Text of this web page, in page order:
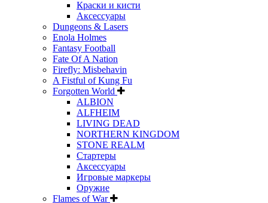
Краски и кисти
Аксессуары
Dungeons & Lasers
Enola Holmes
Fantasy Football
Fate Of A Nation
Firefly: Misbehavin
A Fistful of Kung Fu
Forgotten World
ALBION
ALFHEIM
LIVING DEAD
NORTHERN KINGDOM
STONE REALM
Стартеры
Аксессуары
Игровые маркеры
Оружие
Flames of War